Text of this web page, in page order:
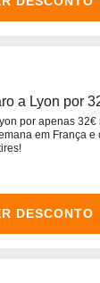
a Lyon por
por apenas 32€
em França
DESCONTO